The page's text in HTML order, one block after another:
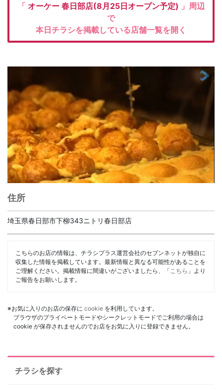
「 オーケー 春日部店(8月25日オープン予定) 」周辺
で
本日チラシを掲載している店舗一覧を開く
住所
埼玉県春日部市下柳343ニトリ春日部店
こちらのお店の情報は、チラシプラス運営会社のセブンネットが独自に
収集した情報を掲載しています。最新情報と異なる可能性があることを
ご理解ください。掲載情報に間違いがございましたら、「 こちら 」より
ご報告をお願いします。
※お気に入りのお店の保存に cookie を利用しています。
ブラウザのプライベートモードやシークレットモードでご利用の場合は
cookie が保存されませんのでお店をお気に入りに登録できません。
チラシを探す